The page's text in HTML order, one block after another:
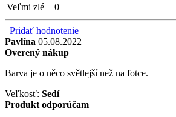
Veľmi zlé
0
Pridať hodnotenie
Pavlína 05.08.2022
Overený nákup
Barva je o něco světlejší než na fotce.
Veľkosť: Sedí
Produkt odporúčam